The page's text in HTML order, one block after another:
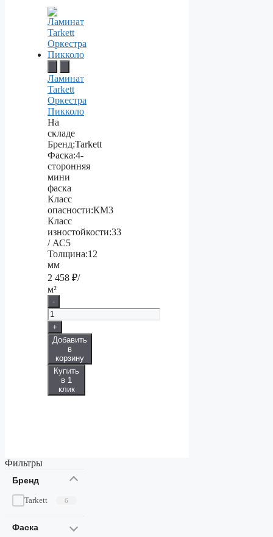
Ламинат
Tarkett
Оркестра
Пикколо
На
складе
Бренд:Tarkett
Фаска:4-
сторонняя
мини
фаска
Класс
опасности:КМ3
Класс
изностойкости:33
/ АС5
Толщина:12
мм
2 458 ₽/
м²
-
+
Добавить
в
корзину
Купить
в 1
клик
Фильтры
Бренд
Tarkett 6
Фаска